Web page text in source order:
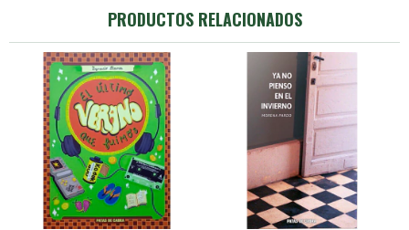
PRODUCTOS RELACIONADOS